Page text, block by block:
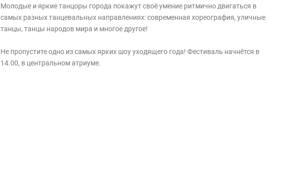
Молодые и яркие танцоры города покажут своё умение ритмично двигаться в
самых разных танцевальных направлениях: современная хореография, уличные
танцы, танцы народов мира и многое другое!
Не пропустите одно из самых ярких шоу уходящего года! Фестиваль начнётся в
14.00, в центральном атриуме.